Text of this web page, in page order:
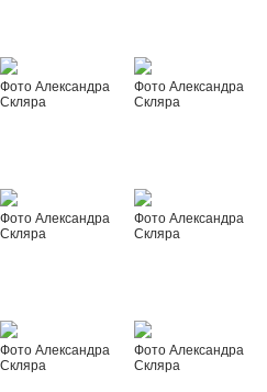
Фото Александра
Скляра
Фото Александра
Скляра
Фото Александра
Скляра
Фото Александра
Скляра
Фото Александра
Скляра
Фото Александра
Скляра